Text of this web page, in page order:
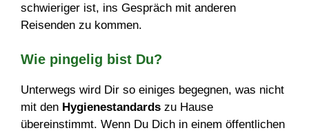
schwieriger ist, ins Gespräch mit anderen
Reisenden zu kommen.
Wie pingelig bist Du?
Unterwegs wird Dir so einiges begegnen, was nicht
mit den Hygienestandards zu Hause
übereinstimmt. Wenn Du Dich in einem öffentlichen